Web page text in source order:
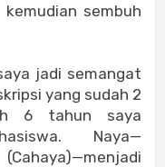
sembuh
jadi semangat
yang sudah 2
6 tahun saya
Naya—